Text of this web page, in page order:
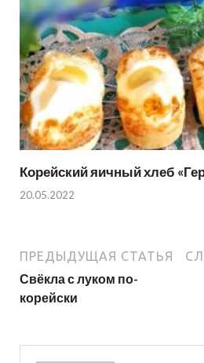
Корейский яичный хлеб
20.05.2022
ПРЕДЫДУЩАЯ СТАТЬЯ
Свёкла с луком по-
корейски